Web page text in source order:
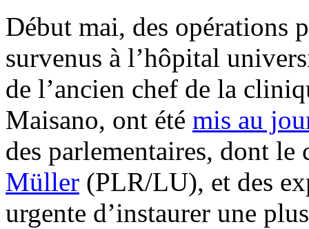
Début mai, des opérations
survenus à l’hôpital
de l’ancien chef de la
Maisano, ont été mis au
des parlementaires, dont
Müller (PLR/LU), et des
urgente d’instaurer une